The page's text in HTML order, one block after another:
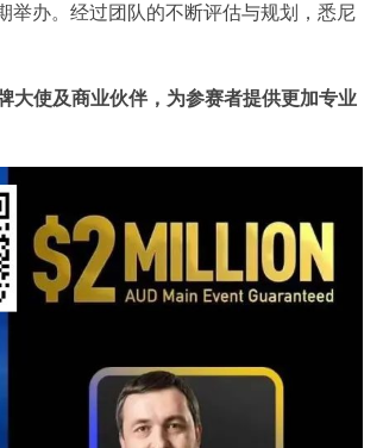
举办。经过团队的不断评估与规划，悉尼
大使及商业伙伴，为参赛者提供更加专业